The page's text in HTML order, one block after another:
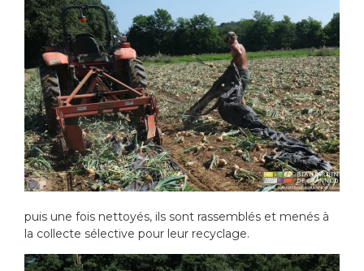
puis une fois nettoyés, ils sont rassemblés et menés à
la collecte sélective pour leur recyclage.